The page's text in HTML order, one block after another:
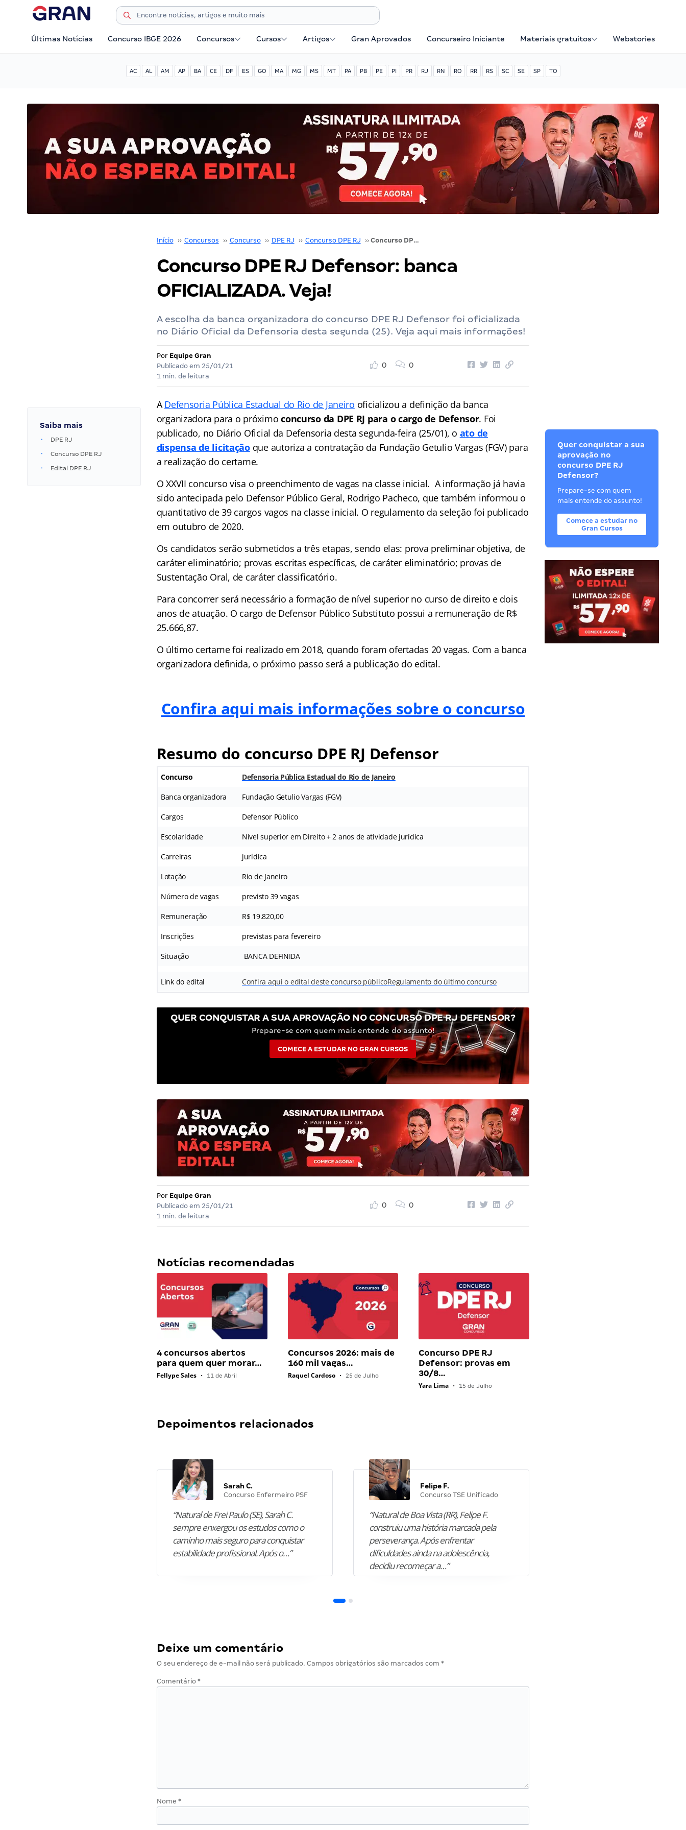
Últimas Notícias Concurso IBGE 2026 Concursos Cursos Artigos Gran Aprovados Concurseiro Iniciante Materiais gratuitos Webstories
AC AL AM AP BA CE DF ES GO MA MG MS MT PA PB PE PI PR RJ RN RO RR RS SC SE SP TO
Início ›› Concursos ›› Concurso ›› DPE RJ ›› Concurso DPE RJ ›› Concurso DPE RJ Defensor: banca OFICIALIZADA. Veja!
Concurso DPE RJ Defensor: banca
OFICIALIZADA. Veja!
A escolha da banca organizadora do concurso DPE RJ Defensor foi oficializada
no Diário Oficial da Defensoria desta segunda (25). Veja aqui mais informações!
Por Equipe Gran
Publicado em 25/01/21
1 min. de leitura
0 0
Saiba mais
DPE RJ
Concurso DPE RJ
Edital DPE RJ
ADefensoria Pública Estadual do Rio de Janeiro oficializou a definição da banca
organizadora para o próximoconcurso da DPE RJ para o cargo de Defensor. Foi
publicado, no Diário Oficial da Defensoria desta segunda-feira (25/01), o ato de
dispensa de licitaçãoque autoriza a contratação da Fundação Getulio Vargas (FGV) para
a realização do certame.
O XXVII concurso visa o preenchimento de vagas na classe inicial. A informação já havia
sido antecipada pelo Defensor Público Geral, Rodrigo Pacheco, que também informou o
quantitativo de 39 cargos vagos na classe inicial. O regulamento da seleção foi publicado
em outubro de 2020.
Os candidatos serão submetidos a três etapas, sendo elas: prova preliminar objetiva, de
caráter eliminatório; provas escritas específicas, de caráter eliminatório; provas de
Sustentação Oral, de caráter classificatório.
Para concorrer será necessário a formação de nível superior no curso de direito e dois
anos de atuação. O cargo de Defensor Público Substituto possui a remuneração de R$
25.666,87.
O último certame foi realizado em 2018, quando foram ofertadas 20 vagas. Com a banca
organizadora definida, o próximo passo será a publicação do edital.
Confira aqui mais informações sobre o concurso
Resumo do concurso DPE RJ Defensor
Concurso Defensoria Pública Estadual do Rio de Janeiro
Banca organizadora Fundação Getulio Vargas (FGV)
Cargos Defensor Público
Escolaridade Nível superior em Direito + 2 anos de atividade jurídica
Carreiras jurídica
Lotação Rio de Janeiro
Número de vagas previsto 39 vagas
Remuneração R$ 19.820,00
Inscrições previstas para fevereiro
Situação BANCA DEFINIDA
Link do edital Confira aqui o edital deste concurso públicoRegulamento do último concurso
QUER CONQUISTAR A SUA APROVAÇÃO NO CONCURSO DPE RJ DEFENSOR?
Prepare-se com quem mais entende do assunto!
COMECE A ESTUDAR NO GRAN CURSOS
Por Equipe Gran
Publicado em 25/01/21
1 min. de leitura
0 0
Notícias recomendadas
4 concursos abertos
para quem quer morar…
Fellype Sales • 11 de Abril
Concursos 2026: mais de
160 mil vagas…
Raquel Cardoso • 25 de Julho
Concurso DPE RJ
Defensor: provas em
30/8…
Yara Lima • 15 de Julho
Depoimentos relacionados
Sarah C.
Concurso Enfermeiro PSF
“Natural de Frei Paulo (SE), Sarah C.
sempre enxergou os estudos como o
caminho mais seguro para conquistar
estabilidade profissional. Após o…”
Felipe F.
Concurso TSE Unificado
“Natural de Boa Vista (RR), Felipe F.
construiu uma história marcada pela
perseverança. Após enfrentar
dificuldades ainda na adolescência,
decidiu recomeçar a…”
Deixe um comentário
O seu endereço de e-mail não será publicado. Campos obrigatórios são marcados com *
Comentário *
Nome *
Quer conquistar a sua
aprovação no
concurso DPE RJ
Defensor?
Prepare-se com quem
mais entende do assunto!
Comece a estudar no
Gran Cursos